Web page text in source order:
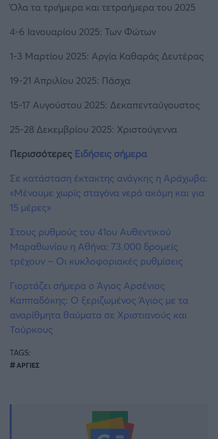
Όλα τα τριήμερα και τετραήμερα του 2025
4-6 Ιανουαρίου 2025: Των Φώτων
1-3 Μαρτίου 2025: Αργία Καθαράς Δευτέρας
19-21 Απριλίου 2025: Πάσχα
15-17 Αυγούστου 2025: Δεκαπενταύγουστος
25-28 Δεκεμβρίου 2025: Χριστούγεννα
Περισσότερες Ειδήσεις σήμερα
Σε κατάσταση έκτακτης ανάγκης η Αράχωβα:
«Μένουμε χωρίς σταγόνα νερό ακόμη και για
15 μέρες»
Στους ρυθμούς του 41ου Αυθεντικού
Μαραθωνίου η Αθήνα: 73.000 δρομείς
τρέχουν – Οι κυκλοφοριακές ρυθμίσεις
Γιορτάζει σήμερα ο Άγιος Αρσένιος
Καππαδόκης: Ο ξεριζωμένος Άγιος με τα
αναρίθμητα θαύματα σε Χριστιανούς και
Τούρκους
TAGS:
ΑΡΓΙΕΣ